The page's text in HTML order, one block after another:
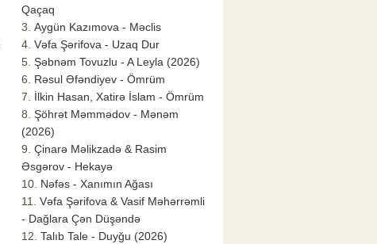
Qaçaq
Aygün Kazımova - Məclis
Vəfa Şərifova - Uzaq Dur
Şəbnəm Tovuzlu - A Leyla (2026)
Rəsul Əfəndiyev - Ömrüm
İlkin Hasan, Xatirə İslam - Ömrüm
Şöhrət Məmmədov - Mənəm
(2026)
Çinarə Məlikzadə & Rasim
Əsgərov - Hekayə
Nəfəs - Xanımın Ağası
Vəfa Şərifova & Vasif Məhərrəmli
- Dağlara Çən Düşəndə
Talıb Tale - Duyğu (2026)